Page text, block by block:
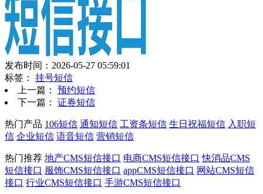
发布时间：2026-05-27 05:59:01
标签： 挂号短信
上一篇： 预约短信
下一篇： 证券短信
热门产品 106短信 通知短信 工资条短信 生日祝福短信 入职短
信 企业短信 语音短信 营销短信
热门推荐 地产CMS短信接口 电商CMS短信接口 快消品CMS
短信接口 服饰CMS短信接口 appCMS短信接口 网站CMS短信
接口 行业CMS短信接口 手游CMS短信接口